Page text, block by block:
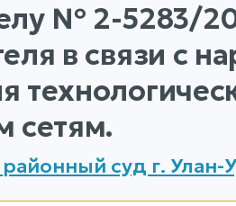
№ 2-5283/
в связи с
сетям.
суд г. Улан-